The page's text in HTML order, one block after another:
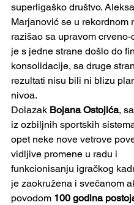
superligaško društvo.
Marjanović se u rekordnom
razišao sa upravom
je s jedne strane došlo do
konsolidacije, sa druge
rezultati nisu bili ni blizu
nivoa.
Dolazak Bojana Ostojića,
iz ozbiljnih sportskih
opet neke nove vetrove
vidljive promene u radu i
funkcionisanju igračkog
je zaokružena i svečanom
povodom 100 godina